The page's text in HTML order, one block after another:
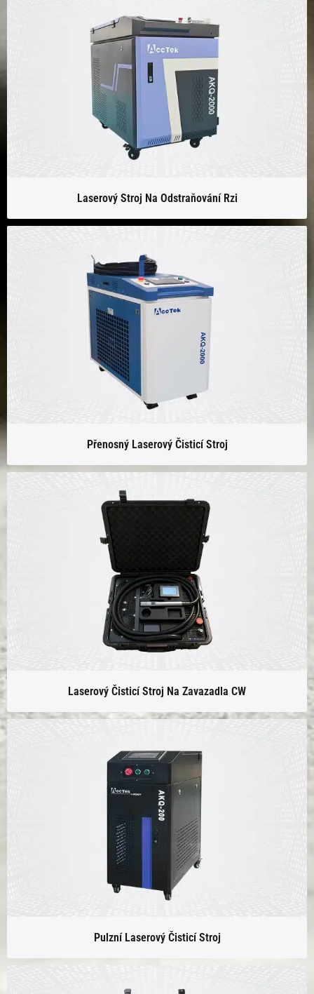
Laserový Stroj Na Odstraňování Rzi
Přenosný Laserový Čisticí Stroj
Laserový Čisticí Stroj Na Zavazadla CW
Pulzní Laserový Čisticí Stroj